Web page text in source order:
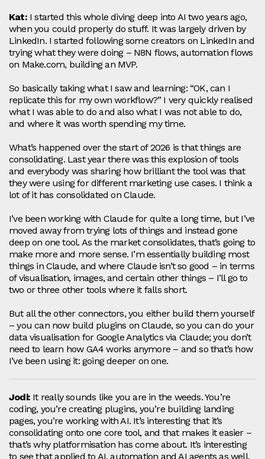
Kat:I started this whole diving deep into AI two years ago,
when you could properly do stuff. It was largely driven by
LinkedIn. I started following some creators on LinkedIn and
trying what they were doing – N8N flows, automation flows
on Make.com, building an MVP.
So basically taking what I saw and learning: “OK, can I
replicate this for my own workflow?” I very quickly realised
what I was able to do and also what I was not able to do,
and where it was worth spending my time.
What’s happened over the start of 2026 is that things are
consolidating. Last year there was this explosion of tools
and everybody was sharing how brilliant the tool was that
they were using for different marketing use cases. I think a
lot of it has consolidated on Claude.
I’ve been working with Claude for quite a long time, but I’ve
moved away from trying lots of things and instead gone
deep on one tool. As the market consolidates, that’s going to
make more and more sense. I’m essentially building most
things in Claude, and where Claude isn’t so good – in terms
of visualisation, images, and certain other things – I’ll go to
two or three other tools where it falls short.
But all the other connectors, you either build them yourself
– you can now build plugins on Claude, so you can do your
data visualisation for Google Analytics via Claude; you don’t
need to learn how GA4 works anymore – and so that’s how
I’ve been using it: going deeper on one.
Jodi: It really sounds like you are in the weeds. You’re
coding, you’re creating plugins, you’re building landing
pages, you’re working with AI. It’s interesting that it’s
consolidating onto one core tool, and that makes it easier –
that’s why platformisation has come about. It’s interesting
to see that applied to AI, automation and AI agents as well.